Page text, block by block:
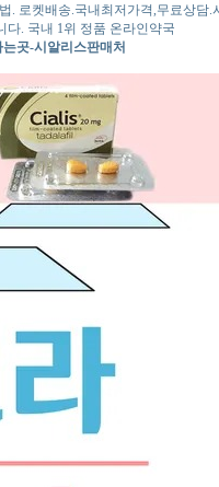
. 로켓배송.국내최저가격,무료상담.
다. 국내 1위 정품 온라인약국
곳-시알리스판매처